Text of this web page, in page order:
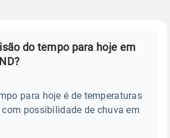
do tempo para hoje em
para hoje é de temperaturas
com possibilidade de chuva em